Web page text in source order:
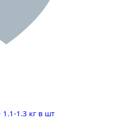
1.3 кг в шт